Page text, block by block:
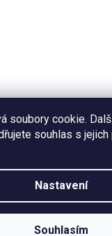
soubory cookie.
souhlas s jejich
Nastavení
Souhlasím